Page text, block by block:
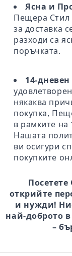
Ясна и
Пещера Стил
за доставка
разходи са
поръчката.
14-
някаква
покупка,
в рамките на
Нашата
ви осигури
покупките
открийте
и нужди!
най-доброто
–